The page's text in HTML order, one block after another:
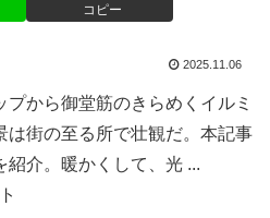
コピー
2025.11.06
から御堂筋のきらめくイルミ
は街の至る所で壮観だ。本記事
紹介。暖かくして、光 ...